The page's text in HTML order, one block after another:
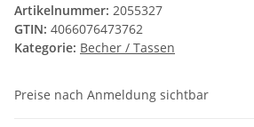
Artikelnummer: 2055327
GTIN: 4066076473762
Kategorie: Becher / Tassen
Preise nach Anmeldung sichtbar